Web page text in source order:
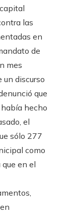
las
en
de
mes
un discurso
que
hecho
el
sólo 277
como
en el